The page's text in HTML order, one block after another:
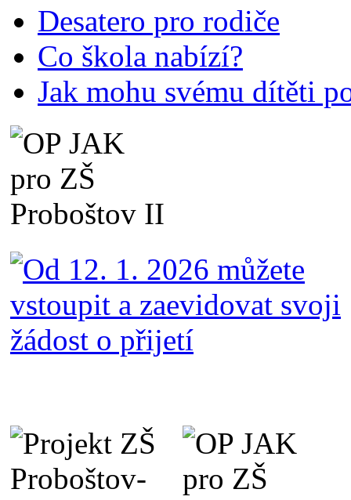
Desatero pro rodiče
Co škola nabízí?
Jak mohu svému dítěti